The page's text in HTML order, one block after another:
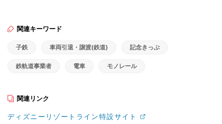
関連キーワード
子鉄 車両引退・譲渡(鉄道) 記念きっぷ
鉄軌道事業者 電車 モノレール
関連リンク
ディズニーリゾートライン特設サイト